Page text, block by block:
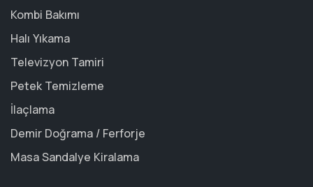
Kombi Bakımı
Halı Yıkama
Televizyon Tamiri
Petek Temizleme
İlaçlama
Demir Doğrama / Ferforje
Masa Sandalye Kiralama